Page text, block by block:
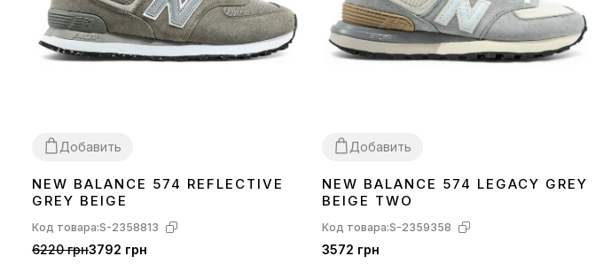
Добавить
3637 3839404142 43 4445
NEW BALANCE 574 REFLECTIVE
GREY BEIGE
Код товара:S-2358813
6220 грн3792 грн
Добавить
45
NEW BALANCE 574 LEGACY GREY
BEIGE TWO
Код товара:S-2359358
3572 грн